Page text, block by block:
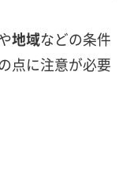
地域などの条件
点に注意が必要